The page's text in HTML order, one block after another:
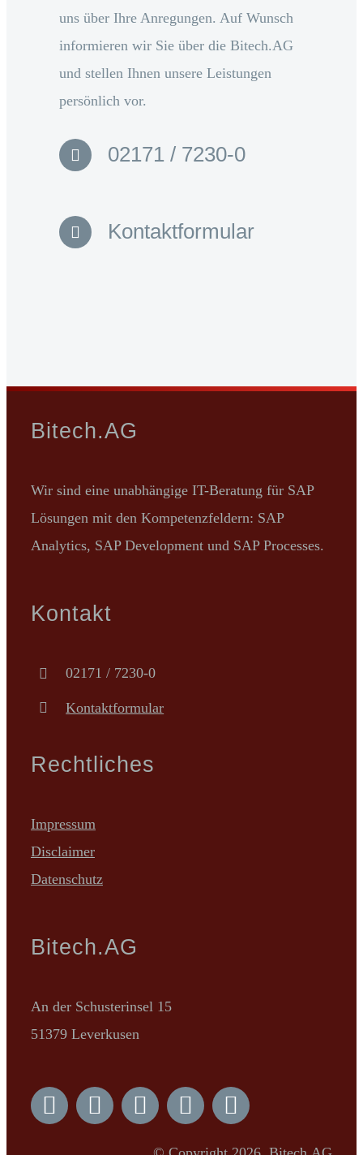
uns über Ihre Anregungen. Auf Wunsch
informieren wir Sie über die Bitech.AG
und stellen Ihnen unsere Leistungen
persönlich vor.
02171 / 7230-0
Kontaktformular
Bitech.AG
Wir sind eine unabhängige IT-Beratung für SAP
Lösungen mit den Kompetenzfeldern: SAP
Analytics, SAP Development und SAP Processes.
Kontakt
02171 / 7230-0
Kontaktformular
Rechtliches
Impressum
Disclaimer
Datenschutz
Bitech.AG
An der Schusterinsel 15
51379 Leverkusen